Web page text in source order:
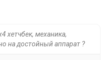
хетчбек, механика,
на достойный аппарат ?